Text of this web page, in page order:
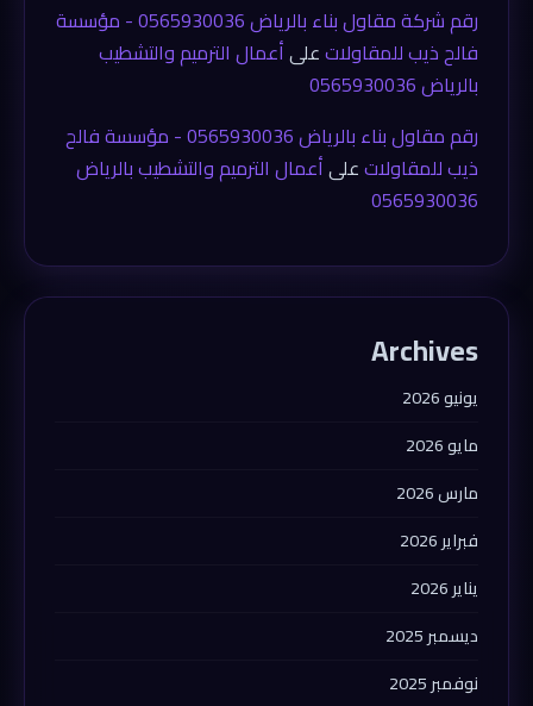
رقم شركة مقاول بناء بالرياض 0565930036 - مؤسسة
فالح ذيب للمقاولاتعلىأعمال الترميم والتشطيب
بالرياض 0565930036
رقم مقاول بناء بالرياض 0565930036 - مؤسسة فالح
ذيب للمقاولاتعلىأعمال الترميم والتشطيب بالرياض
0565930036
Archives
يونيو 2026
مايو 2026
مارس 2026
فبراير 2026
يناير 2026
ديسمبر 2025
نوفمبر 2025